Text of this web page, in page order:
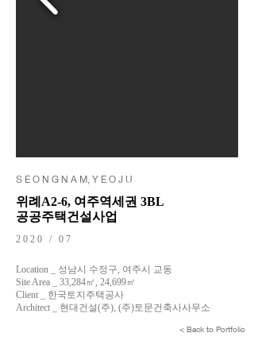
S E O N G N A M, Y E O J U
위례A2-6, 여주역세권 3BL
공공주택건설사업
2020 / 07
Location _ 성남시 수정구, 여주시 교동
Site Area _ 33,284㎡, 24,699㎡
Client _ 한국토지주택공사
Architect _ 현대건설(주), (주)토문건축사사무소
< Back to Portfolio